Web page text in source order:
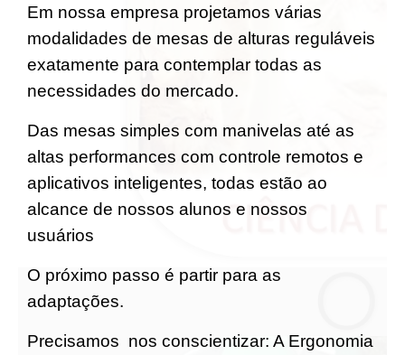
Em nossa empresa projetamos várias
modalidades de mesas de alturas reguláveis
exatamente para contemplar todas as
necessidades do mercado.
Das mesas simples com manivelas até as
altas performances com controle remotos e
aplicativos inteligentes, todas estão ao
alcance de nossos alunos e nossos
usuários
O próximo passo é partir para as
adaptações.
Precisamos nos conscientizar: A Ergonomia